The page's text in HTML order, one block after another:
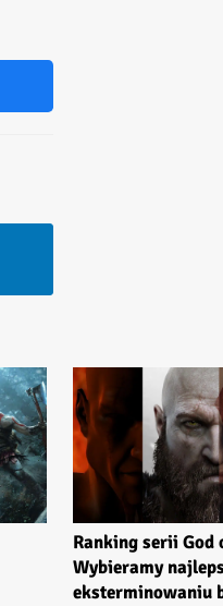
Ranking serii God
Wybieramy
eksterminowaniu